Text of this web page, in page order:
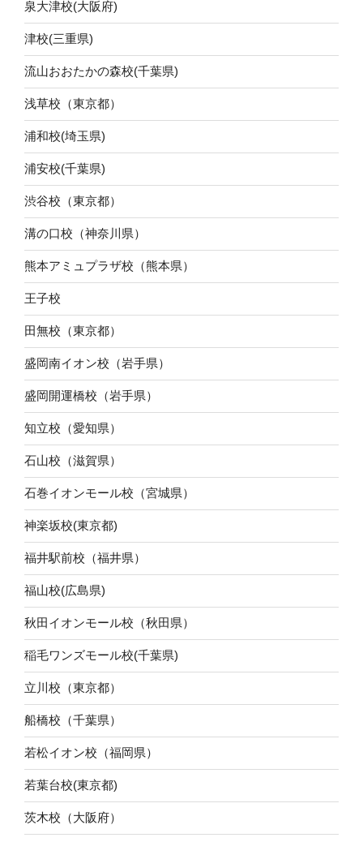
泉大津校(大阪府)
津校(三重県)
流山おおたかの森校(千葉県)
浅草校（東京都）
浦和校(埼玉県)
浦安校(千葉県)
渋谷校（東京都）
溝の口校（神奈川県）
熊本アミュプラザ校（熊本県）
王子校
田無校（東京都）
盛岡南イオン校（岩手県）
盛岡開運橋校（岩手県）
知立校（愛知県）
石山校（滋賀県）
石巻イオンモール校（宮城県）
神楽坂校(東京都)
福井駅前校（福井県）
福山校(広島県)
秋田イオンモール校（秋田県）
稲毛ワンズモール校(千葉県)
立川校（東京都）
船橋校（千葉県）
若松イオン校（福岡県）
若葉台校(東京都)
茨木校（大阪府）